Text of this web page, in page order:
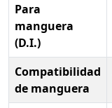
Para
manguera
(D.I.)
Compatibilidad
de manguera